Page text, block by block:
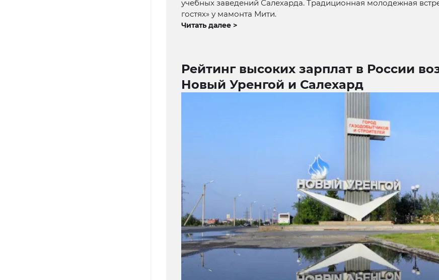
учебных заведений Салехарда. Традиционная молодежная
гостях» у мамонта Мити.
Читать далее >
Рейтинг высоких зарплат в России
Новый Уренгой и Салехард